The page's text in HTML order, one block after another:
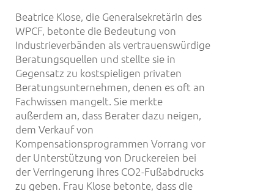
Beatrice Klose, die Generalsekretärin des
WPCF, betonte die Bedeutung von
Industrieverbänden als vertrauenswürdige
Beratungsquellen und stellte sie in
Gegensatz zu kostspieligen privaten
Beratungsunternehmen, denen es oft an
Fachwissen mangelt. Sie merkte
außerdem an, dass Berater dazu neigen,
dem Verkauf von
Kompensationsprogrammen Vorrang vor
der Unterstützung von Druckereien bei
der Verringerung ihres CO2-Fußabdrucks
zu geben. Frau Klose betonte, dass die